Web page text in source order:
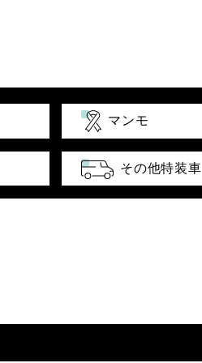
マンモ
その他特装車